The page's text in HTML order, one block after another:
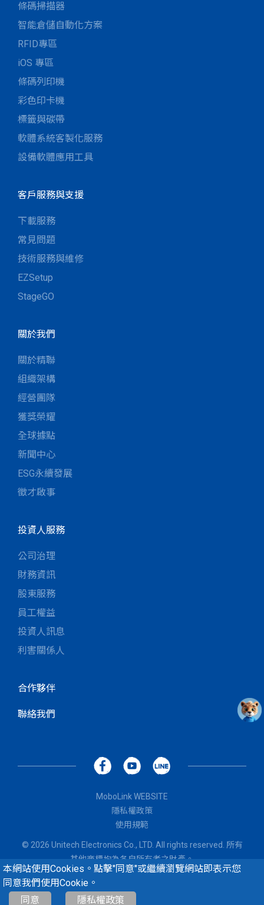
本網站使用Cookies。點擊"同意"或繼續瀏覽網站即表示您
同意我們使用Cookie。
同意
隱私權政策比較
條碼掃描器
智能倉儲自動化方案
RFID專區
iOS 專區
條碼列印機
彩色印卡機
標籤與碳帶
軟體系統客製化服務
設備軟體應用工具
客戶服務與支援
下載服務
常見問題
技術服務與維修
EZSetup
StageGO
關於我們
關於精聯
組織架構
經營團隊
獲獎榮耀
全球據點
新聞中心
ESG永續發展
徵才啟事
投資人服務
公司治理
財務資訊
股東服務
員工權益
投資人訊息
利害關係人
合作夥伴
聯絡我們
MoboLink WEBSITE
隱私權政策
使用規範
© 2026 Unitech Electronics Co., LTD. All rights reserved. 所有
其他商標均為各自所有者之財產。